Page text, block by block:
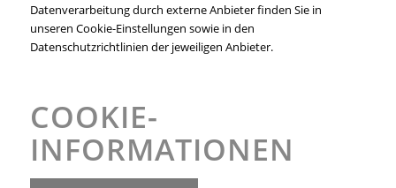
Datenverarbeitung durch externe Anbieter finden Sie in
unseren Cookie-Einstellungen sowie in den
Datenschutzrichtlinien der jeweiligen Anbieter.
COOKIE-
INFORMATIONEN